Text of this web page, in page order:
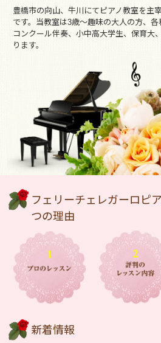
豊橋市の向山、牛川にてピアノ教室を主
です。当教室は3歳～趣味の大人の方、
コンクール伴奏、小中高大学生、保育大
ります。
フェリーチェレガーロピ
つの理由
新着情報